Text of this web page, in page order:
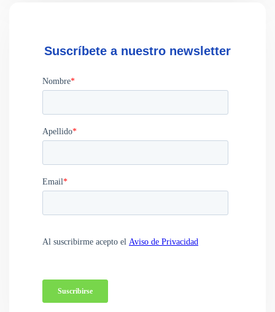
Suscríbete a nuestro newsletter